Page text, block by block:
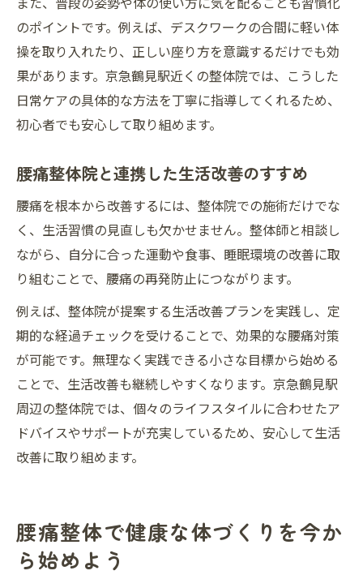
のポイントです。例えば、デスクワークの合間に軽い体
操を取り入れたり、正しい座り方を意識するだけでも効
果があります。京急鶴見駅近くの整体院では、こうした
日常ケアの具体的な方法を丁寧に指導してくれるため、
初心者でも安心して取り組めます。
腰痛整体院と連携した生活改善のすすめ
腰痛を根本から改善するには、整体院での施術だけでな
く、生活習慣の見直しも欠かせません。整体師と相談し
ながら、自分に合った運動や食事、睡眠環境の改善に取
り組むことで、腰痛の再発防止につながります。
例えば、整体院が提案する生活改善プランを実践し、定
期的な経過チェックを受けることで、効果的な腰痛対策
が可能です。無理なく実践できる小さな目標から始める
ことで、生活改善も継続しやすくなります。京急鶴見駅
周辺の整体院では、個々のライフスタイルに合わせたア
ドバイスやサポートが充実しているため、安心して生活
改善に取り組めます。
腰痛整体で健康な体づくりを今か
ら始めよう